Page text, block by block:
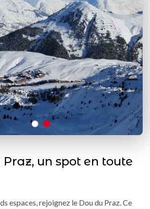
Praz, un spot en toute
espaces, rejoignez le Dou du Praz. Ce